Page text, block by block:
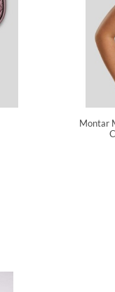
Montar